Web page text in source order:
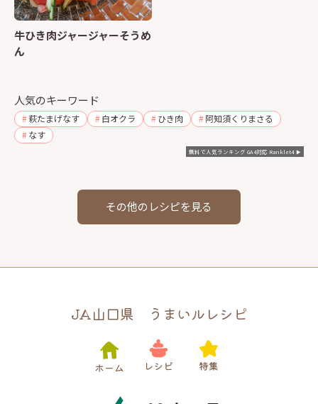
⽜ひき⾁ジャージャーそうめ
ん
人気のキーワード
萩たまげなす 白オクラ ひき肉
阿知須くりまさる
なす
無料で人気ランキング GA4対応 Ranklet4
その他のレシピを見る
JA山口県 うまいルレシピ